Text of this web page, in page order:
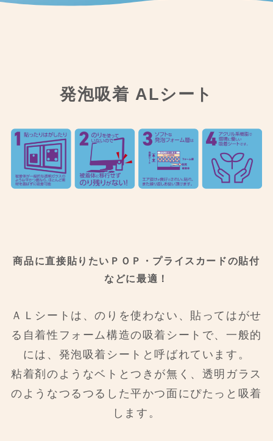
発泡吸着 ALシート
商品に直接貼りたいＰＯＰ・プライスカードの貼付
などに最適！
ＡＬシートは、のりを使わない、貼ってはがせ
る自着性フォーム構造の吸着シートで、一般的
には、発泡吸着シートと呼ばれています。
粘着剤のようなベトとつきが無く、透明ガラス
のようなつるつるした平かつ面にぴたっと吸着
します。